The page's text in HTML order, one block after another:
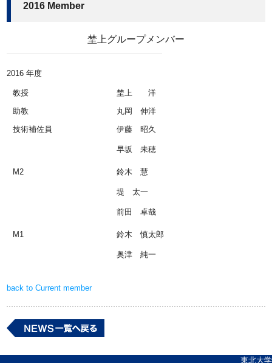
2016 Member
埜上グループメンバー
2016 年度
教授
埜上 洋
助教
丸岡 伸洋
技術補佐員
伊藤 昭久
早坂 未穂
M2 鈴木 慧
堤 太一
前田 卓哉
M1 鈴木 慎太郎
奥津 純一
back to Current member
東北大